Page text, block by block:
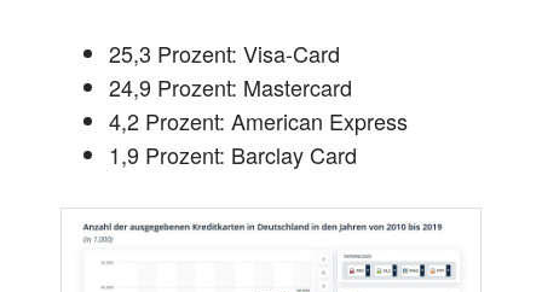
25,3 Prozent: Visa-Card
24,9 Prozent: Mastercard
4,2 Prozent: American Express
1,9 Prozent: Barclay Card